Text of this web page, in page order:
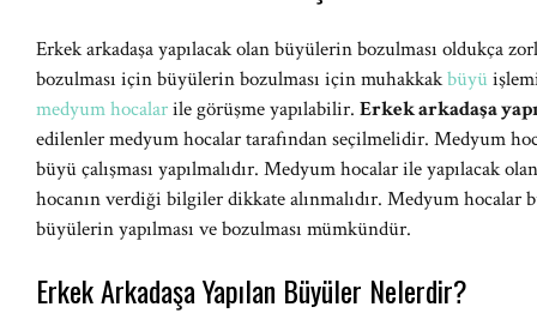
Erkek arkadaşa yapılacak olan büyülerin bozulması oldukça
bozulması için büyülerin bozulması için muhakkakbüyü
medyum hocalarile görüşme yapılabilir. Erkek arkadaşa
edilenler medyum hocalar tarafından seçilmelidir. Medyum
büyü çalışması yapılmalıdır. Medyum hocalar ile yapılacak
hocanın verdiği bilgiler dikkate alınmalıdır. Medyum
büyülerin yapılması ve bozulması mümkündür.
Erkek Arkadaşa Yapılan Büyüler Nelerdir?